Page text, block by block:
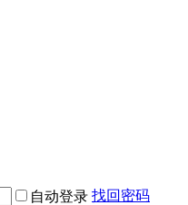
自动登录 找回密码